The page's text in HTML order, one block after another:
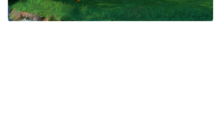
LEGO® Star Wars™: The Force Awakens™帶您透過
詼諧有趣的LEGO視角沉浸在全新的星際大戰冒險裡。此